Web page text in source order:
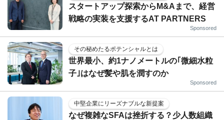
スタートアップ探索からM&Aまで、経営
戦略の実装を支援するAT PARTNERS
Sponsored
その秘めたるポテンシャルとは
世界最小、約1ナノメートルの｢微細水粒
子｣はなぜ髪や肌を潤すのか
Sponsored
中堅企業にリーズナブルな新提案
なぜ複雑なSFAは挫折する？少人数組織